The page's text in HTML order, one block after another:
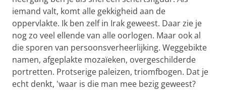
iemand valt, komt alle gekkigheid aan de
oppervlakte. Ik ben zelf in Irak geweest. Daar zie je
nog zo veel ellende van alle oorlogen. Maar ook al
die sporen van persoonsverheerlijking. Weggebikte
namen, afgeplakte mozaïeken, overgeschilderde
portretten. Protserige paleizen, triomfbogen. Dat je
echt denkt, 'waar is die man mee bezig geweest?